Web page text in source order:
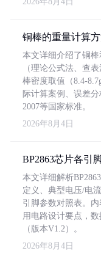
铜棒的重量计算
本文详细介绍了铜
（理论公式法、查
棒密度取值（8.4-
际计算案例、误差
2007等国家标准。
2026年8月4日
BP2863芯片各引
本文详细解析
定义、典型电压/电
引脚参数对照表。
用电路设计要点，
（版本V1.2）。
2026年8月4日